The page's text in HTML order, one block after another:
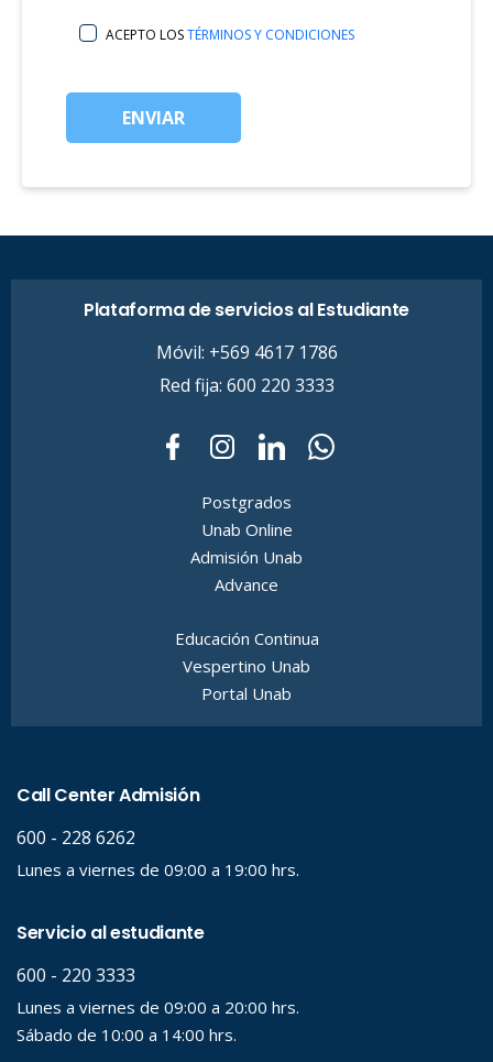
ACEPTO LOSTÉRMINOS Y CONDICIONES
ENVIAR